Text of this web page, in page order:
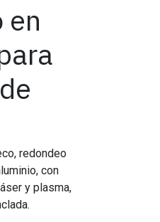
en
redondeo
con
y plasma,